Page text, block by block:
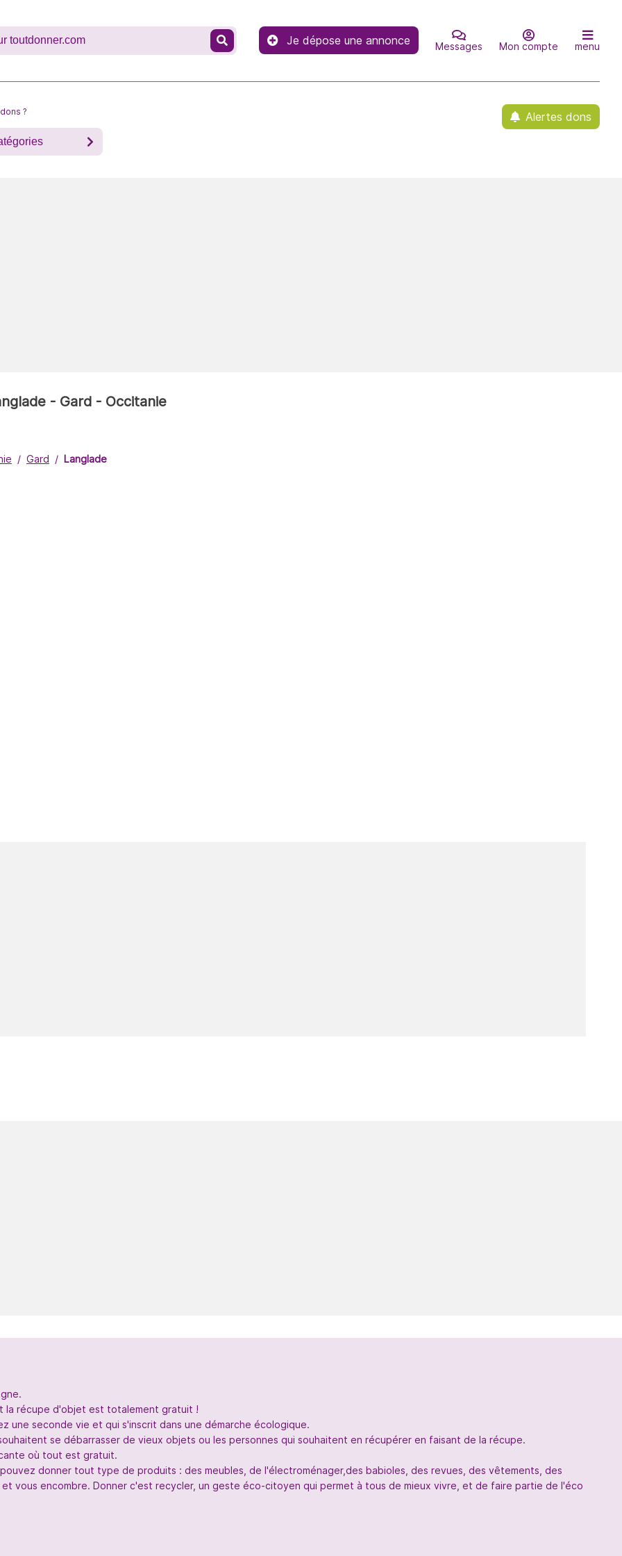
Je dépose une annonce Messages Mon compte menu
? Alertes dons
- Gard - Occitanie
Gard Langlade
la récupe d'objet est totalement gratuit !
une seconde vie et qui s'inscrit dans une démarche écologique.
se débarrasser de vieux objets ou les personnes qui souhaitent en récupérer en faisant de la récupe.
où tout est gratuit.
donner tout type de produits : des meubles, de l'électroménager,des babioles, des revues, des vêtements, des
vous encombre. Donner c'est recycler, un geste éco-citoyen qui permet à tous de mieux vivre, et de faire partie de l'éco